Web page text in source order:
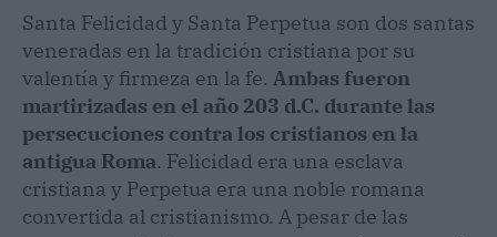
Santa Felicidad y Santa Perpetua son dos santas
veneradas en la tradición cristiana por su
valentía y firmeza en la fe. Ambas fueron
martirizadas en el año 203 d.C. durante las
persecuciones contra los cristianos en la
antigua Roma. Felicidad era una esclava
cristiana y Perpetua era una noble romana
convertida al cristianismo. A pesar de las